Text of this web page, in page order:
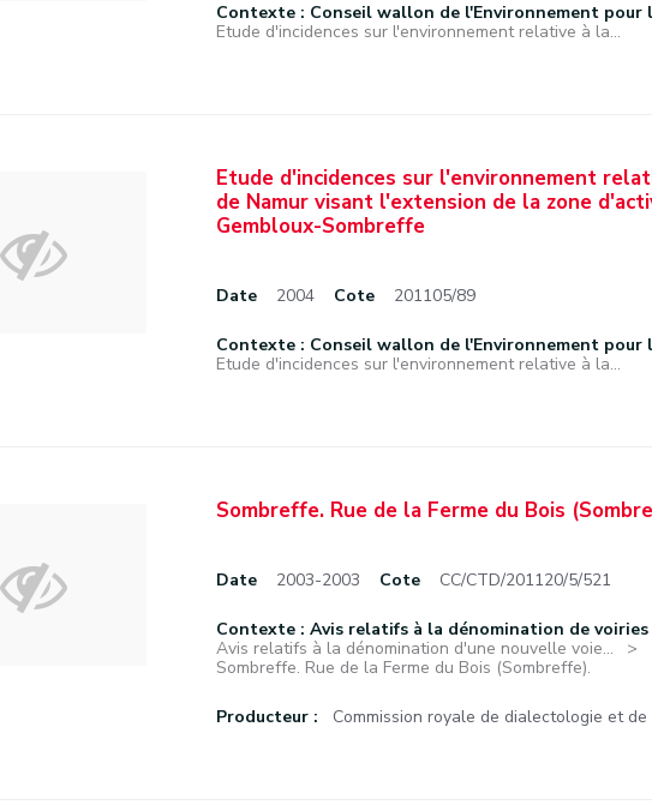
Contexte : Conseil wallon de l'Environnement pour
Etude d'incidences sur l'environnement relative à la...
Etude d'incidences sur l'environnement
de Namur visant l'extension de la zone
Gembloux-Sombreffe
Date 2004 Cote 201105/89
Contexte : Conseil wallon de l'Environnement pour
Etude d'incidences sur l'environnement relative à la...
Sombreffe. Rue de la Ferme du Bois
Date 2003-2003 Cote CC/CTD/201120/5/521
Contexte : Avis relatifs à la dénomination de voiries
Avis relatifs à la dénomination d'une nouvelle voie...
Sombreffe. Rue de la Ferme du Bois (Sombreffe).
Producteur : Commission royale de dialectologie et de